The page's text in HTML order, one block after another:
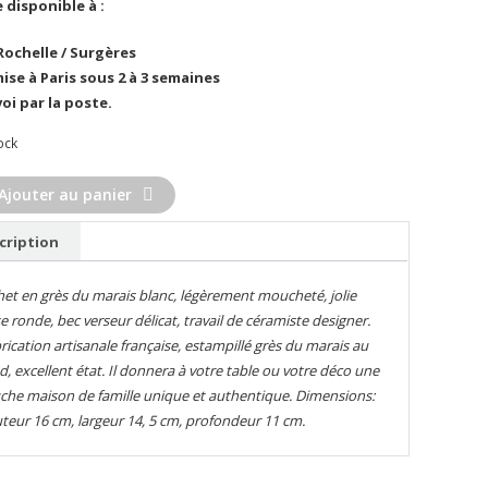
disponible à :
/ Surgères
à Paris sous 2 à 3 semaines
par la poste.
au panier
en grès du marais blanc, légèrement moucheté, jolie
ronde, bec verseur délicat, travail de céramiste designer.
artisanale française, estampillé grès du marais au
excellent état. Il donnera à votre table ou votre déco une
maison de famille unique et authentique. Dimensions:
16 cm, largeur 14, 5 cm, profondeur 11 cm.